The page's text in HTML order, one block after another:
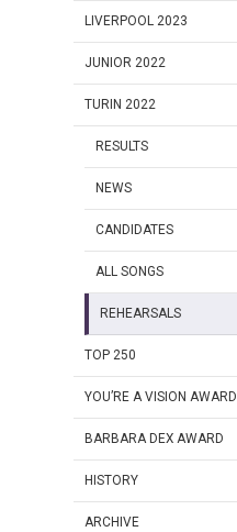
LIVERPOOL 2023
JUNIOR 2022
TURIN 2022
RESULTS
NEWS
CANDIDATES
ALL SONGS
REHEARSALS
TOP 250
YOU’RE A VISION AWARD
BARBARA DEX AWARD
HISTORY
ARCHIVE